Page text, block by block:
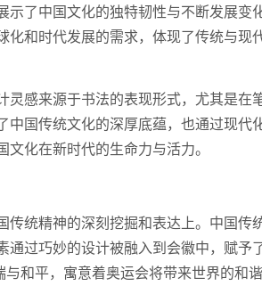
了中国文化的独特韧性与不断发展变
和时代发展的需求，体现了传统与现
感来源于书法的表现形式，尤其是在
国传统文化的深厚底蕴，也通过现代
化在新时代的生命力与活力。
传统精神的深刻挖掘和表达上。中国传
通过巧妙的设计被融入到会徽中，赋予
和平，寓意着奥运会将带来世界的和